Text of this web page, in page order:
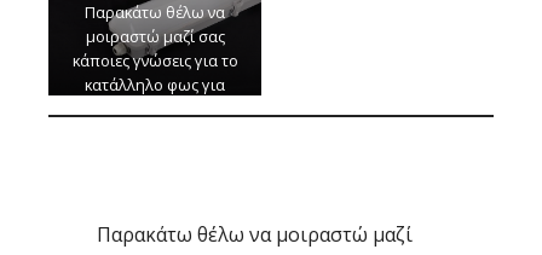
Παρακάτω θέλω να
μοιραστώ μαζί σας
κάποιες γνώσεις για το
κατάλληλο φως για
Παρακάτω θέλω να μοιραστώ μαζί